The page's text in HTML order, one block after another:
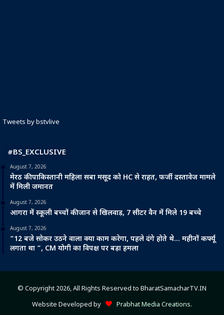
Tweets by bstvlive
#BS_EXCLUSIVE
August 7, 2026
मेरठ की पाकिस्तानी महिला सबा मसूद को HC से राहत, फर्जी दस्तावेज मामले
में मिली जमानत
August 7, 2026
आगरा में स्कूली बच्चों की जान से खिलवाड़, 7 सीटर वैन में मिले 19 बच्चे
August 7, 2026
“12 बजे सोकर उठने वाला क्या काम करेगा, पहले दंगे होते थे… महीनों कर्फ्यू
लगता था “, CM योगी का विपक्ष पर बड़ा हमला
© Copyright 2026, All Rights Reserved to BharatSamacharTV.IN
Website Developed by
Prabhat Media Creations.